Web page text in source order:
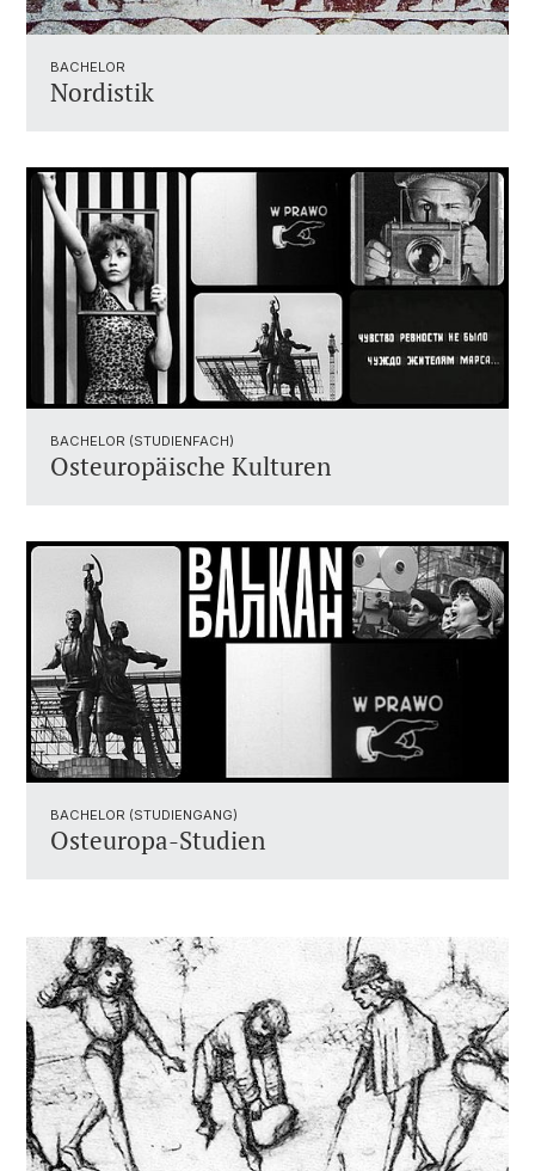
BACHELOR
Nordistik
BACHELOR (STUDIENFACH)
Osteuropäische Kulturen
BACHELOR (STUDIENGANG)
Osteuropa-Studien